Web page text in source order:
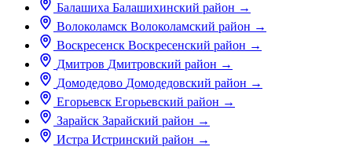
Балашиха Балашихинский район →
Волоколамск Волоколамский район →
Воскресенск Воскресенский район →
Дмитров Дмитровский район →
Домодедово Домодедовский район →
Егорьевск Егорьевский район →
Зарайск Зарайский район →
Истра Истринский район →